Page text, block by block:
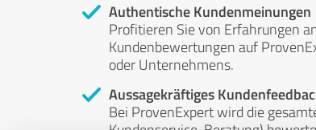
Authentische Kundenmeinungen
Profitieren Sie von Erfahrungen
Kundenbewertungen auf
oder Unternehmens.
Aussagekräftiges
Bei ProvenExpert wird die